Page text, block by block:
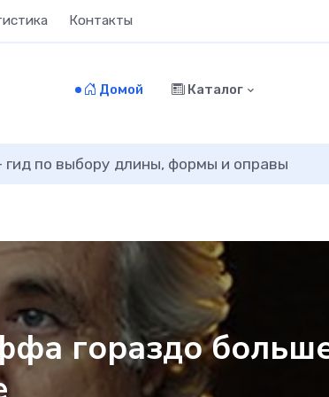
Контакты
Домой Каталог
по выбору длины, формы и оправы
гораздо